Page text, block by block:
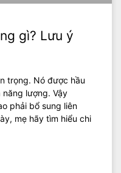
gì? Lưu ý
trọng. Nó được hầu
lượng. Vậy
phải bổ sung liên
mẹ hãy tìm hiểu chi